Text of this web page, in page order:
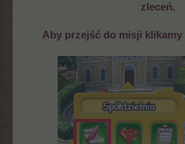
zleceń.
Aby przejść do misji